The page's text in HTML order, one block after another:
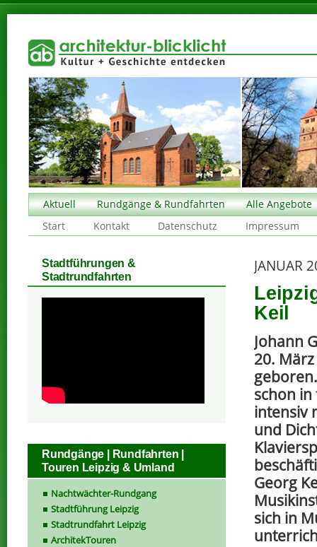
Aktuell Rundgänge & Rundfahrten
Alle Angebote
Start
Kontakt Datenschutz Impressum
JANUAR
Keil
Johann
20.
schon
intensiv
und
Georg
sich in
Stadtführungen &
Stadtrundfahrten
Rundgänge | Rundfahrten |
Touren Leipzig & Umland
Nachtwächter-Rundgang
Stadtführung Leipzig
Stadtrundfahrt Leipzig
ArchitekTouren